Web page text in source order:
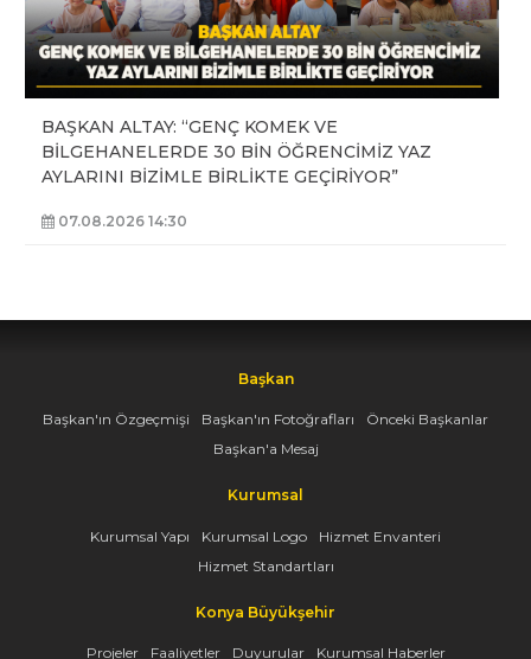
BAŞKAN ALTAY: “GENÇ KOMEK VE
BİLGEHANELERDE 30 BİN ÖĞRENCİMİZ YAZ
AYLARINI BİZİMLE BİRLİKTE GEÇİRİYOR”
07.08.2026 14:30
Başkan
Başkan'ın Özgeçmişi Başkan'ın Fotoğrafları
Önceki Başkanlar
Başkan'a Mesaj
Kurumsal
Kurumsal Yapı Kurumsal Logo
Hizmet Envanteri
Hizmet Standartları
Konya Büyükşehir
Projeler Faaliyetler Duyurular Kurumsal Haberler